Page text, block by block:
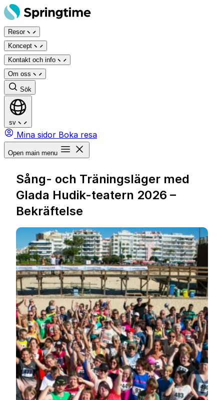
Hoppa
till
innehåll
Resor
Koncept
Kontakt och info
Om oss
Sök
sv
Mina sidor Boka resa
Open main menu
Sång- och Träningsläger med
Glada Hudik-teatern 2026 –
Bekräftelse